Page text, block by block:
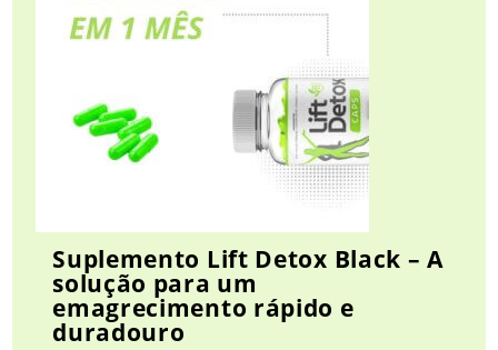
Suplemento Lift Detox Black – A
solução para um
emagrecimento rápido e
duradouro